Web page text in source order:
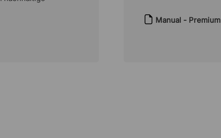
einfach mit einem
Manual - Premium